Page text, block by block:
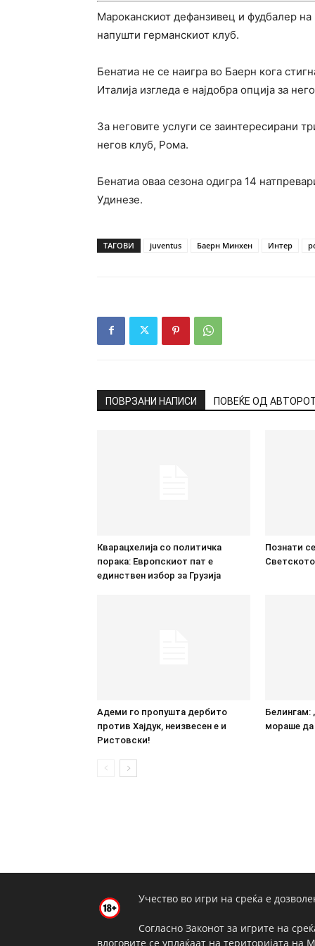
Мароканскиот дефанзивец и фудбалер
напушти германскиот клуб.
Бенатиа не се наигра во Баерн кога
Италија изгледа е најдобра опција за
За неговите услуги се заинтересирани
негов клуб, Рома.
Бенатиа оваа сезона одигра 14
Удинезе.
ТАГОВИ juventus Баерн Минхен Интер
ПОВРЗАНИ НАПИСИ ПОВЕЌЕ ОД
Кварацхелија со политичка
порака: Европскиот пат е
единствен избор за Грузија
Познати
Адеми го пропушта дербито
против Хајдук, неизвесен е и
Ристовски!
Белингам:
мораше да
Учество во игри на среќа е
Согласно Законот за игрите на
влоговите се уплаќаат на територијата на